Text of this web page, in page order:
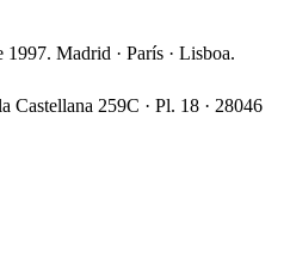
1997. Madrid · París · Lisboa.
Castellana 259C · Pl. 18 · 28046